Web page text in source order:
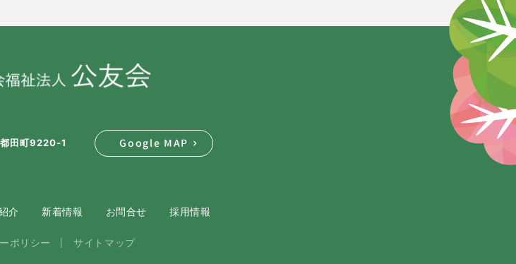
田町9220-1
Google MAP
介 新着情報 お問合せ 採用情報
ポリシー サイトマップ